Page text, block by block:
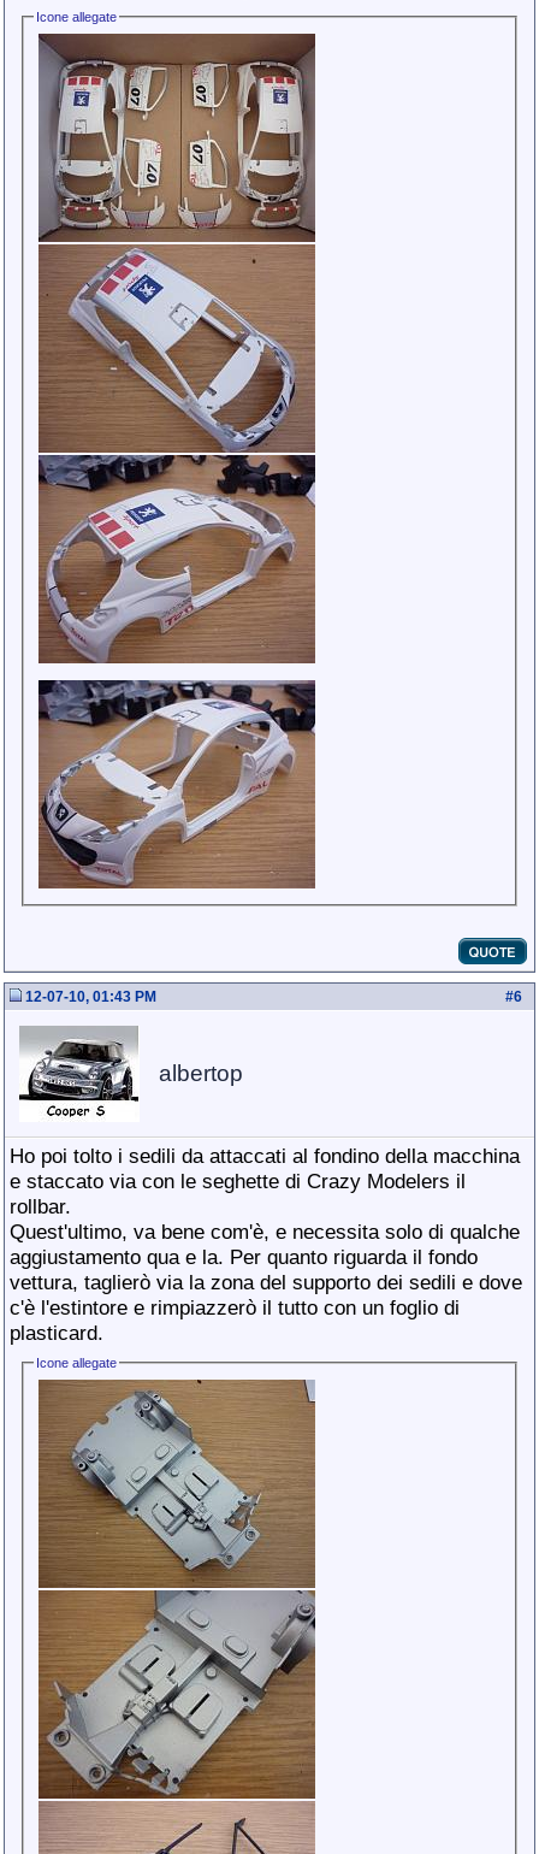
Icone allegate
#6
12-07-10, 01:43 PM
albertop
Ho poi tolto i sedili da attaccati al fondino della macchina
e staccato via con le seghette di Crazy Modelers il
rollbar.
Quest'ultimo, va bene com'è, e necessita solo di qualche
aggiustamento qua e la. Per quanto riguarda il fondo
vettura, taglierò via la zona del supporto dei sedili e dove
c'è l'estintore e rimpiazzerò il tutto con un foglio di
plasticard.
Icone allegate